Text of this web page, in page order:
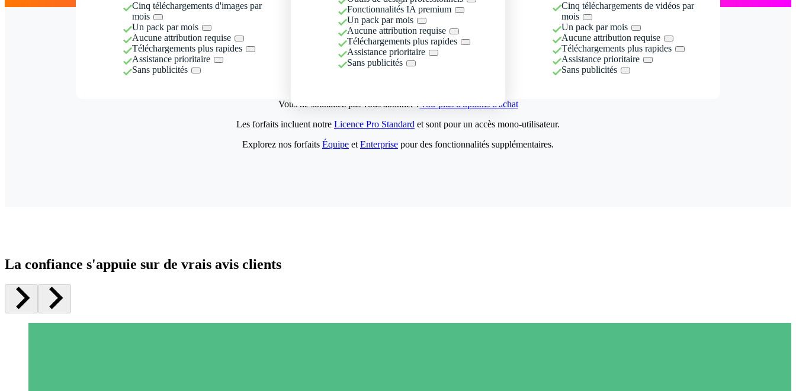
Cinq téléchargements d'images par
mois
Un pack par mois
Aucune attribution requise
Téléchargements plus rapides
Assistance prioritaire
Sans publicités
Fonctionnalités IA premium
Un pack par mois
Aucune attribution requise
Téléchargements plus rapides
Assistance prioritaire
Sans publicités
Cinq téléchargements de vidéos par
mois
Un pack par mois
Aucune attribution requise
Téléchargements plus rapides
Assistance prioritaire
Sans publicités
Vous ne souhaitez pas vous abonner ?Voir plus d'options d'achat
Les forfaits incluent notre Licence Pro Standard et sont pour un accès mono-utilisateur.
Explorez nos forfaits Équipe et Enterprise pour des fonctionnalités supplémentaires.
La confiance s'appuie sur de vrais avis clients